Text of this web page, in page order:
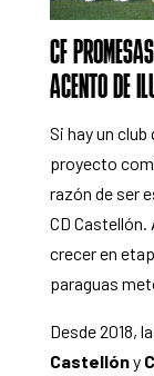
CF
ACENTO DE
Si hay un
proyecto
razón de ser
CD
crecer en
paraguas
Desde 2018,
Castellóny